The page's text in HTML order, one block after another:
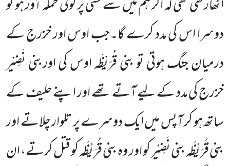
اٹھارکھی تھی کہ اگر ہم میں سے کسی پر کوئی حملہ آور ہو تو
دوسرا اس کی مدد کرے گا۔جب اوس اور خزرج کے
درمیان جنگ ہوتی تو بنی قُرَیْظَہ اوس کی اوربنی نَضِیْر
خزرج کی مدد کے لیے آتے تھے اور اپنے حلیفکے
ساتھ ہو کر آپس میں ایک دوسرے پر تلوار چلاتے اور
بنی قُرَیْظَہ بنی نَضِیْر کو اور وہ بنی قُرَیْظَہ کو قتل کرتے، ان